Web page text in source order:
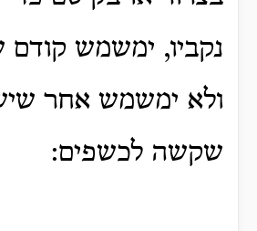
נקביו, ימשמש קודם
ולא ימשמש אחר
שקשה לכשפים: